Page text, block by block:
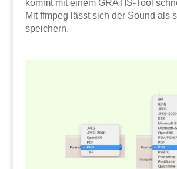
kommt mit einem GRATIS-Tool
Mit ffmpeg lässt sich der Sound als
speichern.